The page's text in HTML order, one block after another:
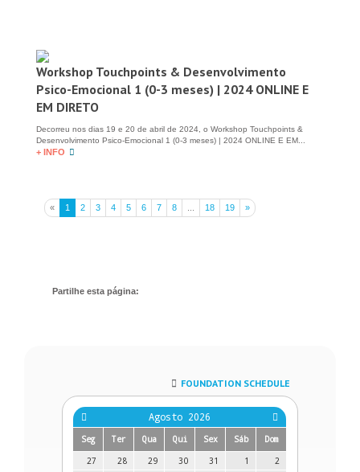
Workshop Touchpoints & Desenvolvimento
Psico-Emocional 1 (0-3 meses) | 2024 ONLINE E
EM DIRETO
Decorreu nos dias 19 e 20 de abril de 2024, o Workshop Touchpoints &
Desenvolvimento Psico-Emocional 1 (0-3 meses) | 2024 ONLINE E EM...
+ INFO
« 1 2 3 4 5 6 7 8 18 19 »
Partilhe esta página:
FOUNDATION SCHEDULE
Agosto 2026
Seg Ter Qua Qui Sex Sáb
Dom
27
28 29 30 31 1
2